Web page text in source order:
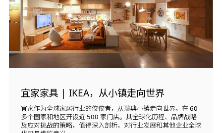
宜家家具 | IKEA，从小镇走向世界
宜家作为全球家居行业的佼佼者，从瑞典小镇走向世界，在 60
多个国家和地区开设近 500 家门店。其全球化历程、品牌战略
及应对挑战的策略，值得深入剖析，对行业发展和其他企业全球